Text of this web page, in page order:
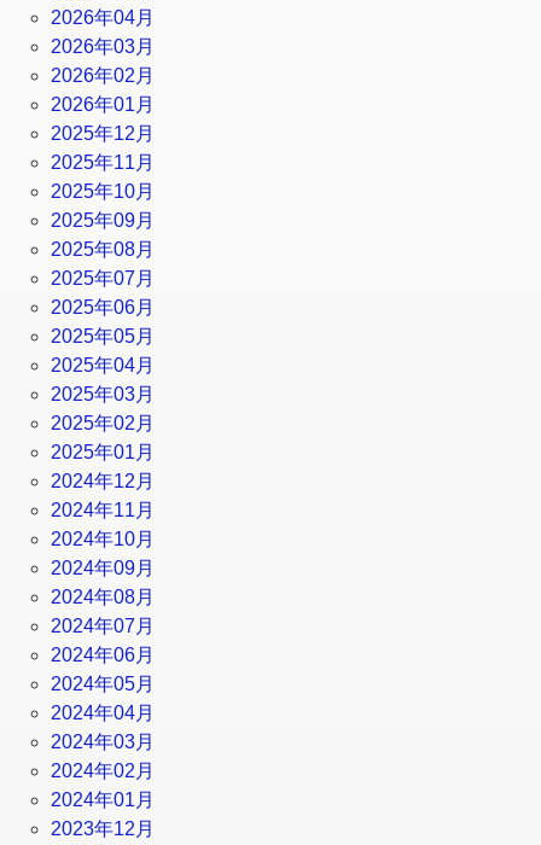
2026年04月
2026年03月
2026年02月
2026年01月
2025年12月
2025年11月
2025年10月
2025年09月
2025年08月
2025年07月
2025年06月
2025年05月
2025年04月
2025年03月
2025年02月
2025年01月
2024年12月
2024年11月
2024年10月
2024年09月
2024年08月
2024年07月
2024年06月
2024年05月
2024年04月
2024年03月
2024年02月
2024年01月
2023年12月